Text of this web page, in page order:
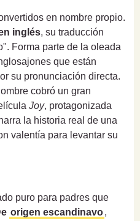
en nombre propio.
inglés, su traducción
Forma parte de la oleada
que están
su pronunciación directa.
cobró un gran
Joy, protagonizada
la historia real de una
valentía para levantar su
puro para padres que
origen escandinavo,